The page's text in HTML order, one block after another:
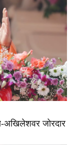
अखिलेशवर जोरदार